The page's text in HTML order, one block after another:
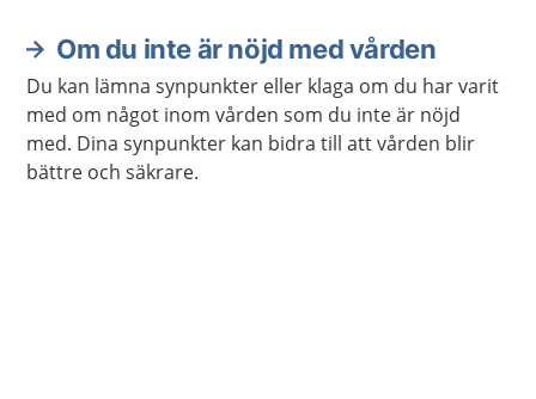
Om du inte är nöjd med vården
Du kan lämna synpunkter eller klaga om du har varit
med om något inom vården som du inte är nöjd
med. Dina synpunkter kan bidra till att vården blir
bättre och säkrare.